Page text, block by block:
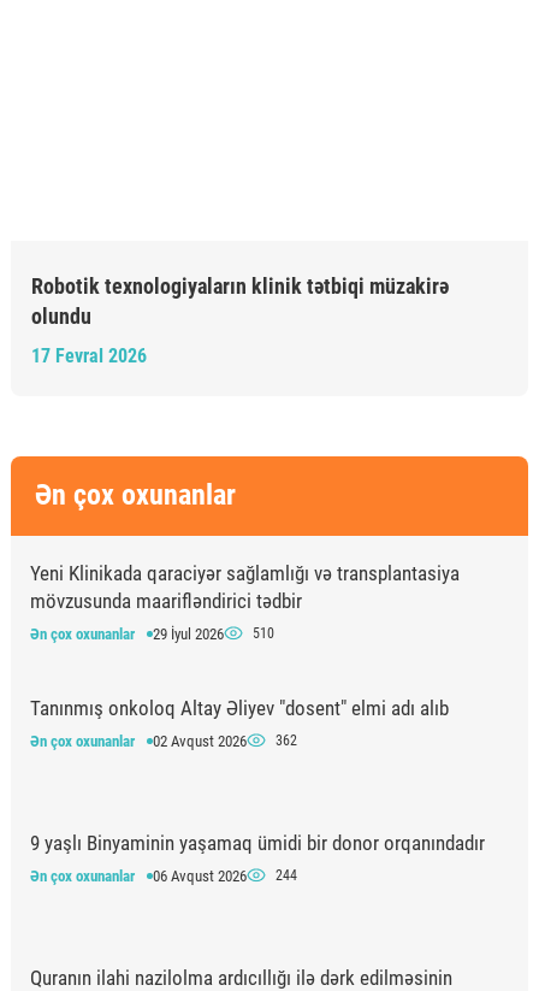
Robotik texnologiyaların klinik tətbiqi müzakirə
olundu
17 Fevral 2026
Ən çox oxunanlar
Yeni Klinikada qaraciyər sağlamlığı və transplantasiya
mövzusunda maarifləndirici tədbir
Ən çox oxunanlar 29 İyul 2026 510
Tanınmış onkoloq Altay Əliyev "dosent" elmi adı alıb
Ən çox oxunanlar 02 Avqust 2026 362
9 yaşlı Binyaminin yaşamaq ümidi bir donor orqanındadır
Ən çox oxunanlar 06 Avqust 2026 244
Quranın ilahi nazilolma ardıcıllığı ilə dərk edilməsinin